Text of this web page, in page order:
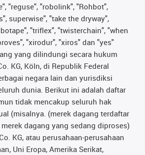
"reguse", "robolink", "Rohbot",
superwise", "take the dryway",
"triflex", "twisterchain", "when
"xirodur", "xiros" dan "yes"
yang dilindungi secara hukum
KG, Köln, di Republik Federal
negara lain dan yurisdiksi
dunia. Berikut ini adalah daftar
tidak mencakup seluruh hak
(misalnya. (merek dagang terdaftar
dagang yang sedang diproses)
KG, atau perusahaan-perusahaan
Uni Eropa, Amerika Serikat,